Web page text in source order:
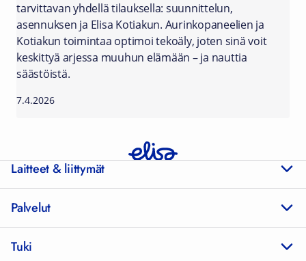
tarvittavan yhdellä tilauksella: suunnittelun,
asennuksen ja Elisa Kotiakun. Aurinkopaneelien ja
Kotiakun toimintaa optimoi tekoäly, joten sinä voit
keskittyä arjessa muuhun elämään – ja nauttia
säästöistä.
7.4.2026
Laitteet & liittymät
Palvelut
Tuki